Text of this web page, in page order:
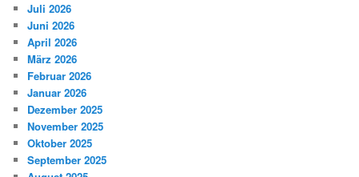
Juli 2026
Juni 2026
April 2026
März 2026
Februar 2026
Januar 2026
Dezember 2025
November 2025
Oktober 2025
September 2025